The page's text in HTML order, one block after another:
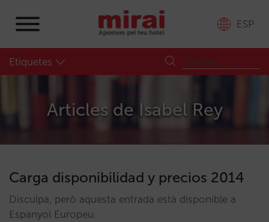
ESP
Etiquetes
Articles de Isabel Rey
Carga disponibilidad y precios 2014
Disculpa, però aquesta entrada està disponible a
Espanyol Europeu.